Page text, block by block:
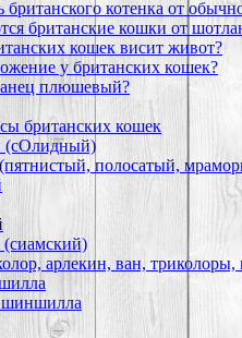
британского котенка от
британские кошки от
кошек висит живот?
у британских кошек?
плюшевый?
британских кошек
(сОлидный)
полосатый,
арлекин, ван, триколоры,
шиншилла